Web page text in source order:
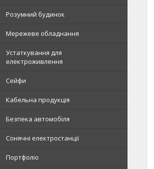
Розумний будинок
Мережеве обладнання
Устаткування для
електроживлення
Сейфи
Кабельна продукція
Безпека автомобіля
Сонячні електростанції
Портфоліо